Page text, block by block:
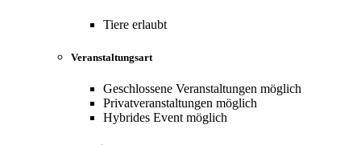
Tiere erlaubt
Veranstaltungsart
Geschlossene Veranstaltungen möglich
Privatveranstaltungen möglich
Hybrides Event möglich